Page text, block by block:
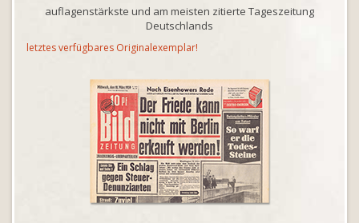
auflagenstärkste und am meisten zitierte Tageszeitung
Deutschlands
letztes verfügbares Originalexemplar!